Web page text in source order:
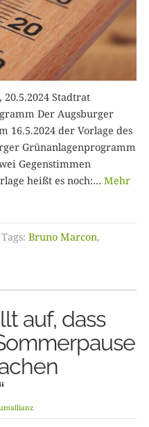
Stadtrat
Der Augsburger
16.5.2024 der Vorlage des
Grünanlagenprogramm
Gegenstimmen
heißt es noch:… Mehr
Tags: Bruno Marcon,
auf, dass